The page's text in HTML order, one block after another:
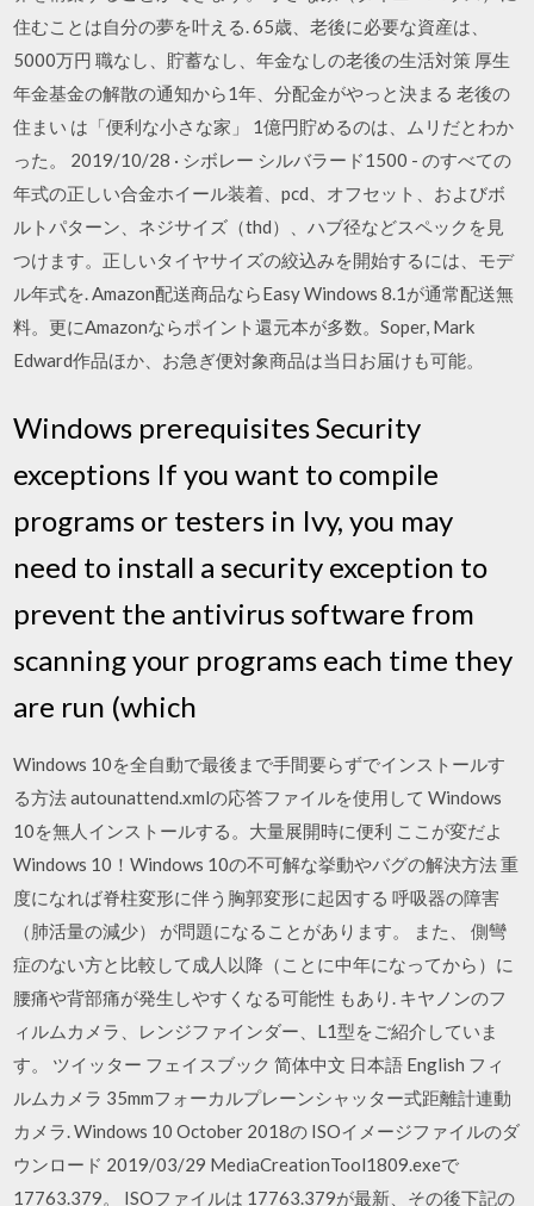
住むことは自分の夢を叶える. 65歳、老後に必要な資産は、
5000万円 職なし、貯蓄なし、年金なしの老後の生活対策 厚生
年金基金の解散の通知から1年、分配金がやっと決まる 老後の
住まい は「便利な小さな家」 1億円貯めるのは、ムリだとわか
った。 2019/10/28 · シボレー シルバラード1500 - のすべての
年式の正しい合金ホイール装着、pcd、オフセット、およびボ
ルトパターン、ネジサイズ（thd）、ハブ径などスペックを見
つけます。正しいタイヤサイズの絞込みを開始するには、モデ
ル年式を. Amazon配送商品ならEasy Windows 8.1が通常配送無
料。更にAmazonならポイント還元本が多数。Soper, Mark
Edward作品ほか、お急ぎ便対象商品は当日お届けも可能。
Windows prerequisites Security
exceptions If you want to compile
programs or testers in Ivy, you may
need to install a security exception to
prevent the antivirus software from
scanning your programs each time they
are run (which
Windows 10を全自動で最後まで手間要らずでインストールす
る方法 autounattend.xmlの応答ファイルを使用して Windows
10を無人インストールする。大量展開時に便利 ここが変だよ
Windows 10！Windows 10の不可解な挙動やバグの解決方法 重
度になれば脊柱変形に伴う胸郭変形に起因する 呼吸器の障害
（肺活量の減少） が問題になることがあります。 また、 側彎
症のない方と比較して成人以降（ことに中年になってから）に
腰痛や背部痛が発生しやすくなる可能性 もあり. キヤノンのフ
ィルムカメラ、レンジファインダー、L1型をご紹介していま
す。 ツイッター フェイスブック 简体中文 日本語 English フィ
ルムカメラ 35mmフォーカルプレーンシャッター式距離計連動
カメラ. Windows 10 October 2018の ISOイメージファイルのダ
ウンロード 2019/03/29 MediaCreationTool1809.exeで
17763.379。 ISOファイルは 17763.379が最新、その後下記の